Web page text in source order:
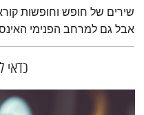
תמצית הפודקאסט
שירים של חופש וחופשות
אבל גם למרחב הפנימי
כדאי